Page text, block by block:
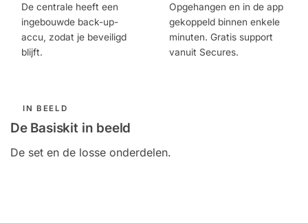
De centrale heeft een
ingebouwde back-up-
accu, zodat je beveiligd
blijft.
Opgehangen en in de app
gekoppeld binnen enkele
minuten. Gratis support
vanuit Secures.
IN BEELD
De Basiskit in beeld
De set en de losse onderdelen.